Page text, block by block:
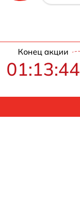
Конец акции
01:13:43